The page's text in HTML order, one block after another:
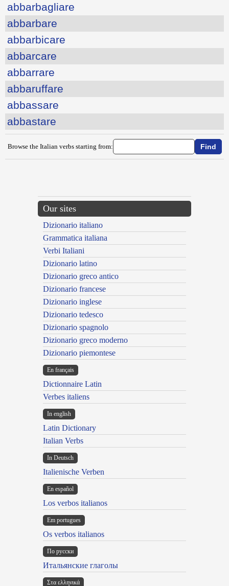
abbarbagliare
abbarbare
abbarbicare
abbarcare
abbarrare
abbaruffare
abbassare
abbastare
Browse the Italian verbs starting from:
Our sites
Dizionario italiano
Grammatica italiana
Verbi Italiani
Dizionario latino
Dizionario greco antico
Dizionario francese
Dizionario inglese
Dizionario tedesco
Dizionario spagnolo
Dizionario greco moderno
Dizionario piemontese
En français
Dictionnaire Latin
Verbes italiens
In english
Latin Dictionary
Italian Verbs
In Deutsch
Italienische Verben
En español
Los verbos italianos
Em portugues
Os verbos italianos
По русски
Итальянские глаголы
Στα ελληνικά